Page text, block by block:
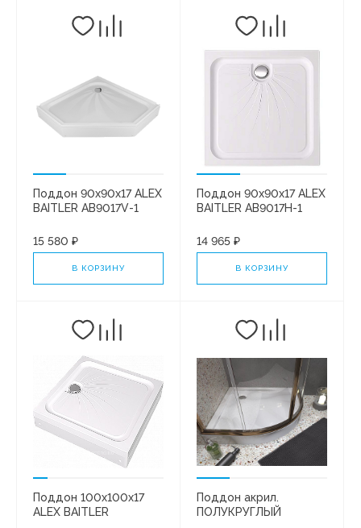
Поддон 90х90х17 ALEX
BAITLER AB9017V-1
15 580 ₽
В КОРЗИНУ
Поддон 90х90х17 ALEX
BAITLER AB9017H-1
14 965 ₽
В КОРЗИНУ
Поддон 100х100х17
ALEX BAITLER
Поддон акрил.
ПОЛУКРУГЛЫЙ